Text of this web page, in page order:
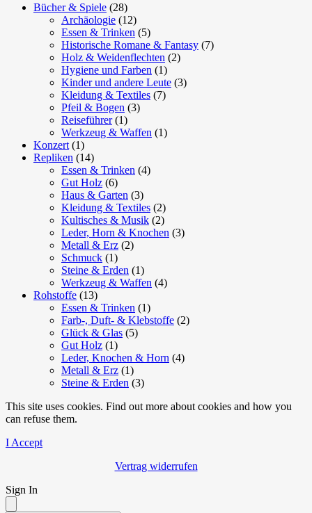
Bücher & Spiele (28)
Archäologie (12)
Essen & Trinken (5)
Historische Romane & Fantasy (7)
Holz & Weidenflechten (2)
Hygiene und Farben (1)
Kinder und andere Leute (3)
Kleidung & Textiles (7)
Pfeil & Bogen (3)
Reiseführer (1)
Werkzeug & Waffen (1)
Konzert (1)
Repliken (14)
Essen & Trinken (4)
Gut Holz (6)
Haus & Garten (3)
Kleidung & Textiles (2)
Kultisches & Musik (2)
Leder, Horn & Knochen (3)
Metall & Erz (2)
Schmuck (1)
Steine & Erden (1)
Werkzeug & Waffen (4)
Rohstoffe (13)
Essen & Trinken (1)
Farb-, Duft- & Klebstoffe (2)
Glück & Glas (5)
Gut Holz (1)
Leder, Knochen & Horn (4)
Metall & Erz (1)
Steine & Erden (3)
This site uses cookies. Find out more about cookies and how you
can refuse them.
I Accept
Vertrag widerrufen
Sign In